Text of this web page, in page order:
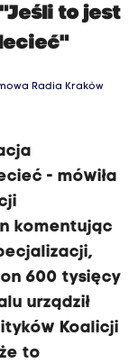
to jest
Radia Kraków
- mówiła
komentując
600 tysięcy
urządził
Koalicji
to